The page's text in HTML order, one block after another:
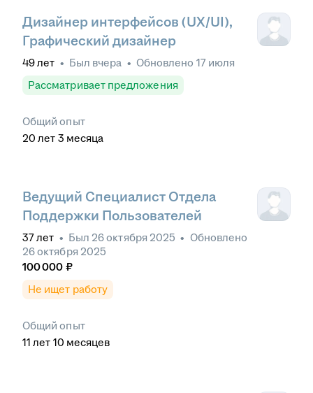
Дизайнер интерфейсов (UX/UI),
Графический дизайнер
49лет • Был вчера • Обновлено 17 июля
Рассматривает предложения
Общий опыт
20 лет 3 месяца
Ведущий Специалист Отдела
Поддержки Пользователей
37лет • Был 26 октября 2025 • Обновлено
26 октября 2025
100 000 ₽
Не ищет работу
Общий опыт
11 лет 10 месяцев